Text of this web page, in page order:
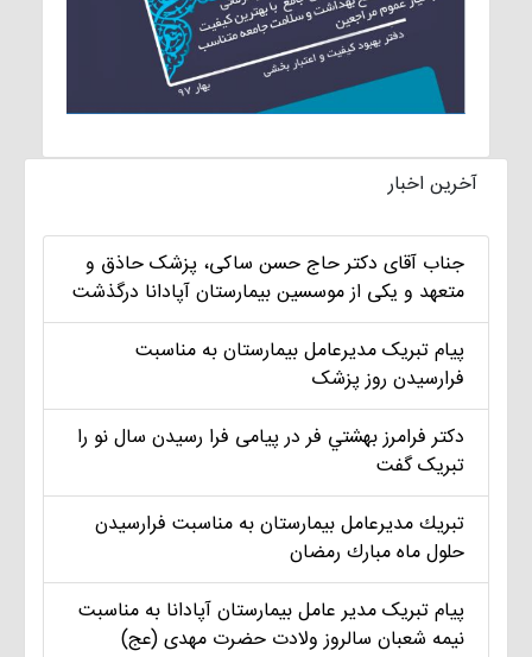
آخرین اخبار
جناب آقای دکتر حاج حسن ساکی، پزشک حاذق و
متعهد و یکی از موسسین بیمارستان آپادانا درگذشت
پیام تبریک مديرعامل بيمارستان به مناسبت
فرارسیدن روز پزشک
دکتر فرامرز بهشتي فر در پیامی فرا رسیدن سال نو را
تبریک گفت
تبريك مديرعامل بيمارستان به مناسبت فرارسيدن
حلول ماه مبارك رمضان
پیام تبریک مدير عامل بيمارستان آپادانا به مناسبت
نیمه شعبان سالروز ولادت حضرت مهدی (عج)